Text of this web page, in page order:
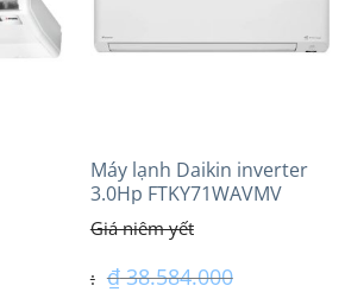
cấp
Máy lạnh Daikin inverter
3.0Hp FTKY71WAVMV
₫38.584.000